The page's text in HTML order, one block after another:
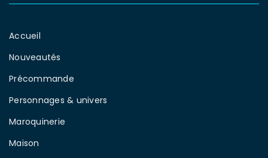
Accueil
Nouveautés
Précommande
Personnages & univers
Maroquinerie
Maison